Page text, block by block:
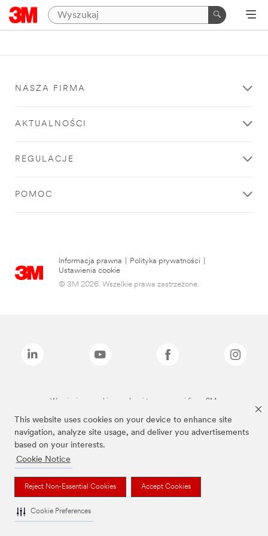
This website uses cookies on your device to enhance site
navigation, analyze site usage, and deliver you advertisements
based on your interests.
Cookie Notice
Reject Non-Essential Cookies Accept Cookies
Cookie Preferences
NASZA FIRMA
AKTUALNOŚCI
REGULACJE
POMOC
Informacja prawna Polityka prywatności
Ustawienia cookie
© 3M 2026. Wszelkie prawa zastrzeżone.
Wymienione marki są znakami towarowymi firmy 3M.